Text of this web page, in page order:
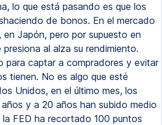
lo que está pasando es que los
de bonos. En el mercado
Japón, pero por supuesto en
al alza su rendimiento.
para captar a compradores y evitar
tienen. No es algo que esté
Unidos, en el último mes, los
y a 20 años han subido medio
FED ha recortado 100 puntos